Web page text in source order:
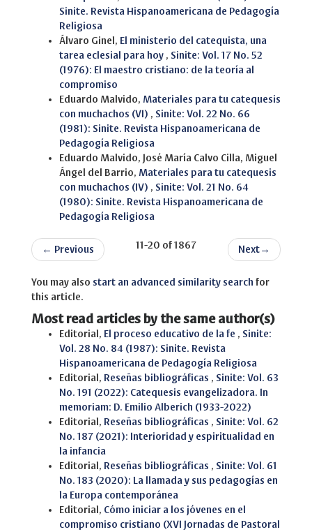
Sinite. Revista Hispanoamericana de Pedagogía
Religiosa
Álvaro Ginel, El ministerio del catequista, una
tarea eclesial para hoy , Sinite: Vol. 17 No. 52
(1976): El maestro cristiano: de la teoría al
compromiso
Eduardo Malvido, Materiales para tu catequesis
con muchachos (VI) , Sinite: Vol. 22 No. 66
(1981): Sinite. Revista Hispanoamericana de
Pedagogía Religiosa
Eduardo Malvido, José María Calvo Cilla, Miguel
Ángel del Barrio, Materiales para tu catequesis
con muchachos (IV) , Sinite: Vol. 21 No. 64
(1980): Sinite. Revista Hispanoamericana de
Pedagogía Religiosa
← Previous 11-20 of 1867 Next →
You may also start an advanced similarity search for
this article.
Most read articles by the same author(s)
Editorial, El proceso educativo de la fe , Sinite:
Vol. 28 No. 84 (1987): Sinite. Revista
Hispanoamericana de Pedagogía Religiosa
Editorial, Reseñas bibliográficas , Sinite: Vol. 63
No. 191 (2022): Catequesis evangelizadora. In
memoriam: D. Emilio Alberich (1933-2022)
Editorial, Reseñas bibliográficas , Sinite: Vol. 62
No. 187 (2021): Interioridad y espiritualidad en
la infancia
Editorial, Reseñas bibliográficas , Sinite: Vol. 61
No. 183 (2020): La llamada y sus pedagogías en
la Europa contemporánea
Editorial, Cómo iniciar a los jóvenes en el
compromiso cristiano (XVI Jornadas de Pastoral